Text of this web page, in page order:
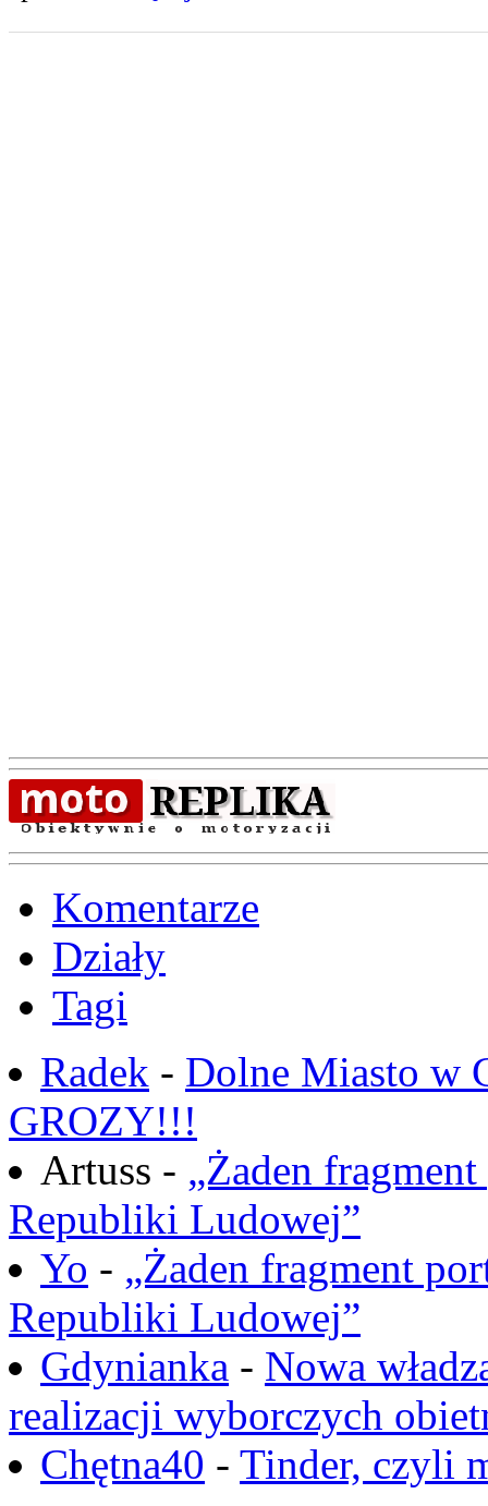
Komentarze
Działy
Tagi
Radek - Dolne Miasto w
GROZY!!!
Artuss - „Żaden
Republiki Ludowej”
Yo - „Żaden fragment
Republiki Ludowej”
Gdynianka - Nowa
realizacji wyborczych
Chętna40 - Tinder, czyli